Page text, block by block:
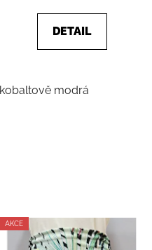
DETAIL
kobaltově modrá
AKCE